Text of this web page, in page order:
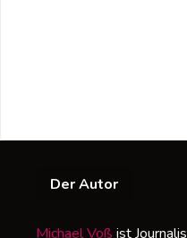
Der Autor
Michael Voß ist